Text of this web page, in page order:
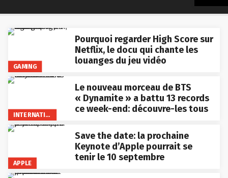
GAMING
Pourquoi regarder High Score sur
Netflix, le docu qui chante les
louanges du jeu vidéo
INTERNATIONAL
Le nouveau morceau de BTS
« Dynamite » a battu 13 records
ce week-end: découvre-les tous
APPLE
Save the date: la prochaine
Keynote d’Apple pourrait se
tenir le 10 septembre